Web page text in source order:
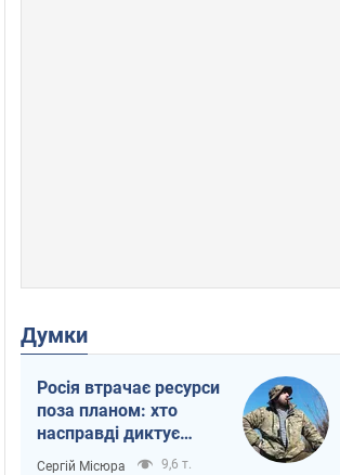
Думки
Росія втрачає ресурси
поза планом: хто
насправді диктує
темп війни
Сергій Місюра 9,6 т.